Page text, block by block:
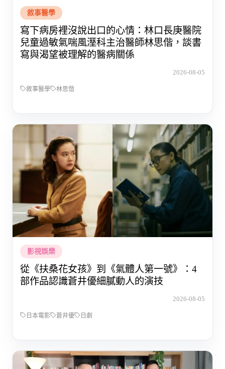
敘事醫學
寫下病房裡沒說出口的心情：林口長庚醫院
兒童過敏氣喘風溼科主治醫師林思偕，談書
寫與渴望被理解的醫病關係
2026-08-05
敘事醫學 林思偕
影視娛樂
從《扶桑花女孩》到《氣體人第一號》：4
部作品認識蒼井優細膩動人的演技
2026-08-05
日本電影 蒼井優 日劇